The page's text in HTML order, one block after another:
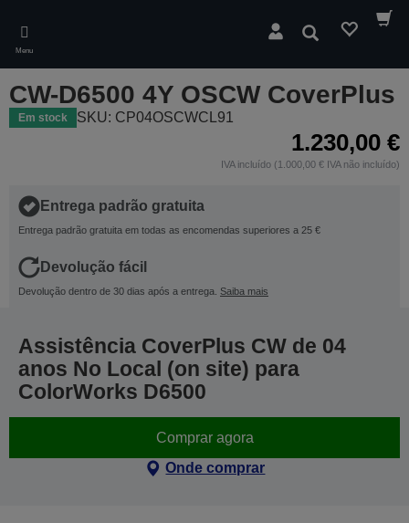
main
content
Menu
Pesquisar
CW-D6500 4Y OSCW CoverPlus
Em stock SKU: CP04OSCWCL91
1.230,00 €
IVA incluído (1.000,00 € IVA não incluído)
Entrega padrão gratuita
Entrega padrão gratuita em todas as encomendas superiores a 25 €
Devolução fácil
Devolução dentro de 30 dias após a entrega. Saiba mais
Assistência CoverPlus CW de 04
anos No Local (on site) para
ColorWorks D6500
Comprar agora
Onde comprar